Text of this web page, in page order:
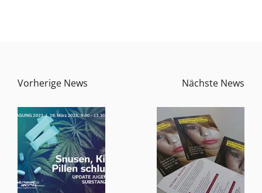
Vorherige News Nächste News